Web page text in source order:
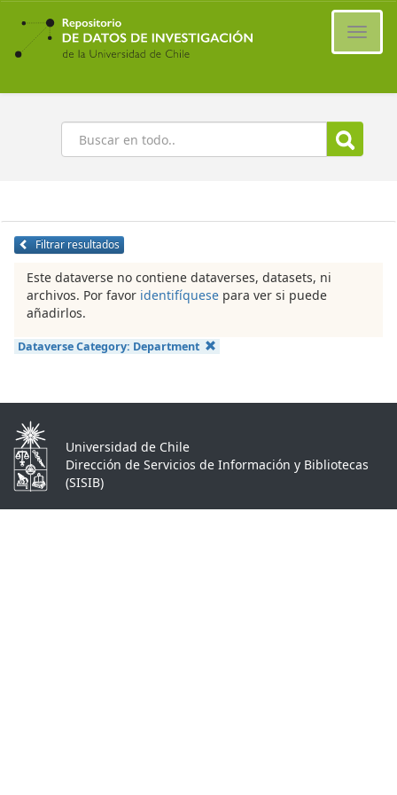
Ir
contenido
principal
Buscar
Filtrar resultados
Este dataverse no contiene dataverses, datasets, ni
archivos. Por favor identifíquese para ver si puede
añadirlos.
Dataverse Category: Department
Universidad de Chile
Dirección de Servicios de Información y Bibliotecas
(SISIB)